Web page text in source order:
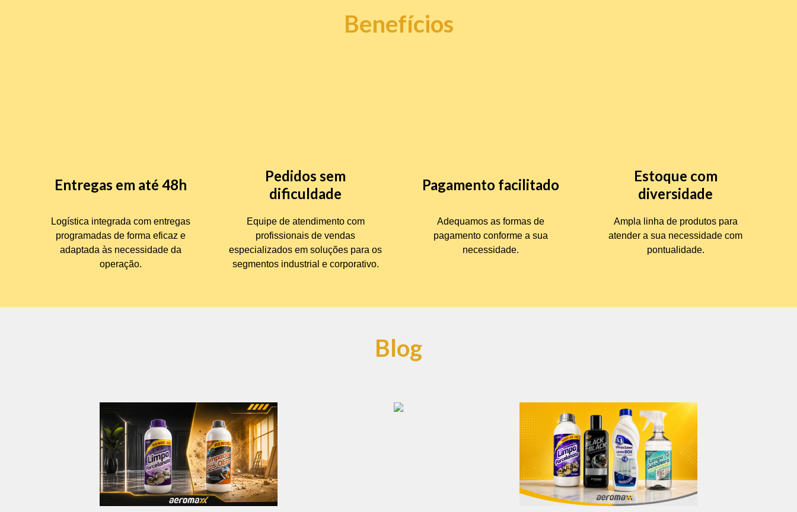
Benefícios
Entregas em até 48h
Logística integrada com entregas
programadas de forma eficaz e
adaptada às necessidade da
operação.
Pedidos sem
dificuldade
Equipe de atendimento com
profissionais de vendas
especializados em soluções para os
segmentos industrial e corporativo.
Pagamento facilitado
Adequamos as formas de
pagamento conforme a sua
necessidade.
Estoque com
diversidade
Ampla linha de produtos para
atender a sua necessidade com
pontualidade.
Blog